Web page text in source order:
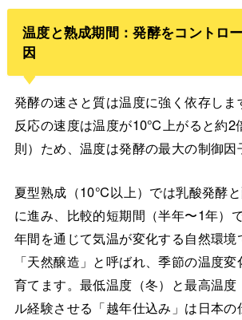
温度と熟成期間：発酵をコントロ
因
発酵の速さと質は温度に強く依存し
反応の速度は温度が10℃上がると約2
則）ため、温度は発酵の最大の制御因
夏型熟成（10℃以上）では乳酸発酵
に進み、比較的短期間（半年〜1年）
年間を通じて気温が変化する自然環
「天然醸造」と呼ばれ、季節の温度
育てます。最低温度（冬）と最高温度
ル経験させる「越年仕込み」は日本の